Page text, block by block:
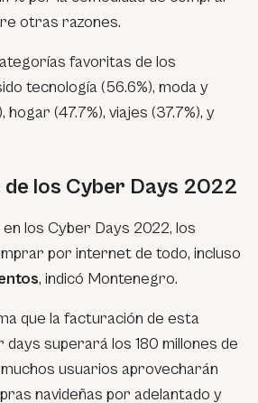
otras razones.
favoritas de los
tecnología (56.6%), moda y
(47.7%), viajes (37.7%), y
los Cyber Days 2022
los Cyber Days 2022, los
por internet de todo, incluso
, indicó Montenegro.
que la facturación de esta
days superará los 180 millones de
usuarios aprovecharán
navideñas por adelantado y